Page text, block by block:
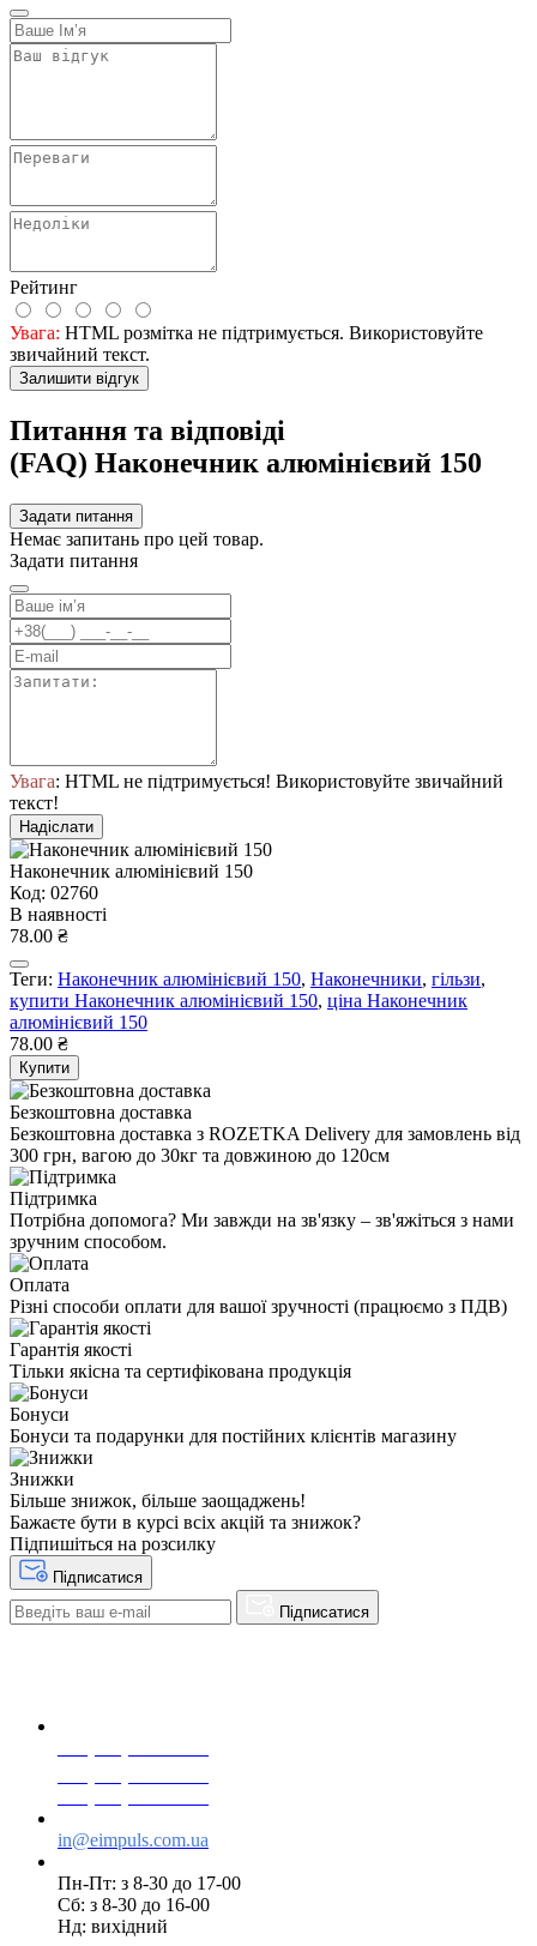
Рейтинг
Увага: HTML розмітка не підтримується. Використовуйте
звичайний текст.
Залишити відгук
Питання та відповіді
(FAQ) Наконечник алюмінієвий 150
Задати питання
Немає запитань про цей товар.
Задати питання
Увага: HTML не підтримується! Використовуйте звичайний
текст!
Надіслати
Наконечник алюмінієвий 150
Код: 02760
В наявності
78.00 ₴
Теги: Наконечник алюмінієвий 150, Наконечники, гільзи,
купити Наконечник алюмінієвий 150, ціна Наконечник
алюмінієвий 150
78.00 ₴
Купити
Безкоштовна доставка
Безкоштовна доставка з ROZETKA Delivery для замовлень від
300 грн, вагою до 30кг та довжиною до 120см
Підтримка
Потрібна допомога? Ми завжди на зв'язку – зв'яжіться з нами
зручним способом.
Оплата
Різні способи оплати для вашої зручності (працюємо з ПДВ)
Гарантія якості
Тільки якісна та сертифікована продукція
Бонуси
Бонуси та подарунки для постійних клієнтів магазину
Знижки
Більше знижок, більше заощаджень!
Бажаєте бути в курсі всіх акцій та знижок?
Підпишіться на розсилку
Підписатися
Підписатися
in@eimpuls.com.ua
Пн-Пт: з 8-30 до 17-00
Сб: з 8-30 до 16-00
Нд: вихідний